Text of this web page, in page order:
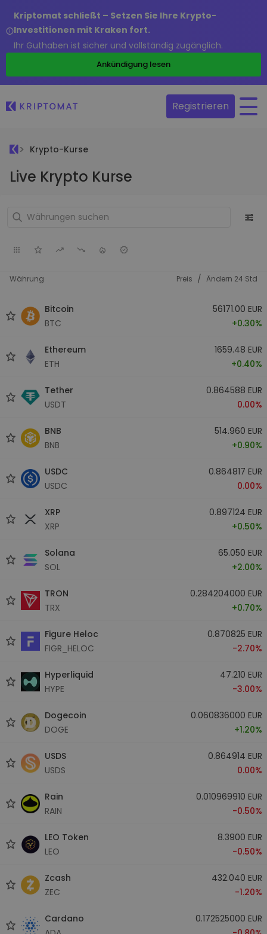
Kriptomat schließt – Setzen Sie Ihre Krypto-
Investitionen mit Kraken fort.
Ihr Guthaben ist sicher und vollständig zugänglich.
Ankündigung lesen
Registrieren
Krypto-Kurse
Live Krypto Kurse
Währung Preis / Ändern 24 Std
Bitcoin
BTC
56171.00 EUR
+0.30%
Ethereum
ETH
1659.48 EUR
+0.40%
Tether
USDT
0.864588 EUR
0.00%
BNB
BNB
514.960 EUR
+0.90%
USDC
USDC
0.864817 EUR
0.00%
XRP
XRP
0.897124 EUR
+0.50%
Solana
SOL
65.050 EUR
+2.00%
TRON
TRX
0.284204000 EUR
+0.70%
Figure Heloc
FIGR_HELOC
0.870825 EUR
-2.70%
Hyperliquid
HYPE
47.210 EUR
-3.00%
Dogecoin
DOGE
0.060836000 EUR
+1.20%
USDS
USDS
0.864914 EUR
0.00%
Rain
RAIN
0.010969910 EUR
-0.50%
LEO Token
LEO
8.3900 EUR
-0.50%
Zcash
ZEC
432.040 EUR
-1.20%
Cardano
0.172525000 EUR